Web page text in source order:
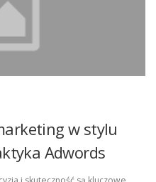
w stylu
Adwords